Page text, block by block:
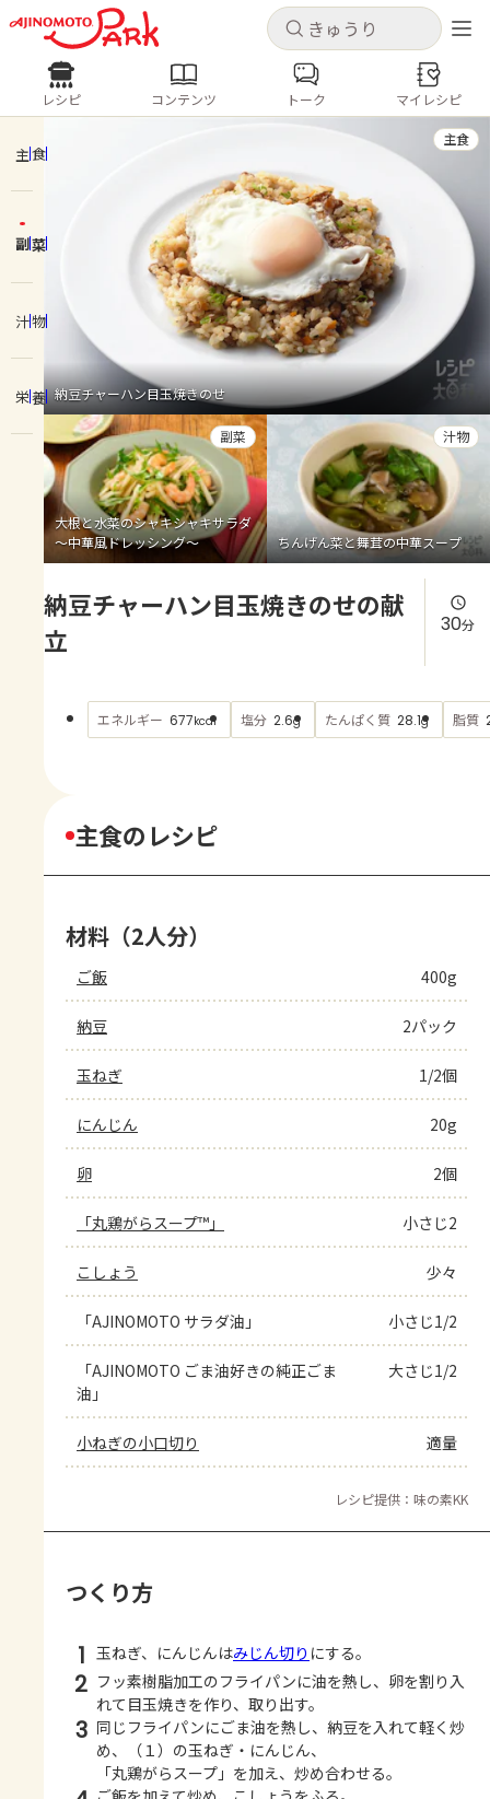
キャンセル
ログインするとレシピを保存できます
ホーム
コンテンツ
レシピ
トーク
よくあるお問い合わせ
お買い物
AJINOMOTO PARK とは
キャンセル
レシピ コンテンツ
人気の食材・レシピ
きゅうり なす トマト
とうもろこし
みょうが ゴーヤ
レシピ コンテンツ トーク マイレシピ
主食
副菜
汁物
栄養 納豆チャーハン目玉焼きのせ
主食
大根と水菜のシャキシャキサラダ
～中華風ドレッシング～
副菜
ちんげん菜と舞茸の中華スープ
汁物
納豆チャーハン目玉焼きのせの献
立
30分
エネルギー 677kcal 塩分 2.6g たんぱく質 28.1g 脂質
主食のレシピ
材料（2人分）
ご飯 400g
納豆 2パック
玉ねぎ 1/2個
にんじん 20g
卵 2個
「丸鶏がらスープ™」 小さじ2
こしょう 少々
「AJINOMOTO サラダ油」 小さじ1/2
「AJINOMOTO ごま油好きの純正ごま
油」
大さじ1/2
小ねぎの小口切り 適量
レシピ提供：味の素KK
つくり方
1 玉ねぎ、にんじんはみじん切り にする。
2 フッ素樹脂加工のフライパンに油を熱し、卵を割り入
れて目玉焼きを作り、取り出す。
3 同じフライパンにごま油を熱し、納豆を入れて軽く炒
め、（１）の玉ねぎ・にんじん、
「丸鶏がらスープ」を加え、炒め合わせる。